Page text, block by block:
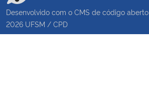
Desenvolvido com o CMS de código aberto
2026 UFSM / CPD